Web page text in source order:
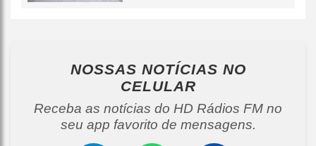
NOSSAS NOTÍCIAS NO
CELULAR
Receba as notícias do HD Rádios FM no
seu app favorito de mensagens.